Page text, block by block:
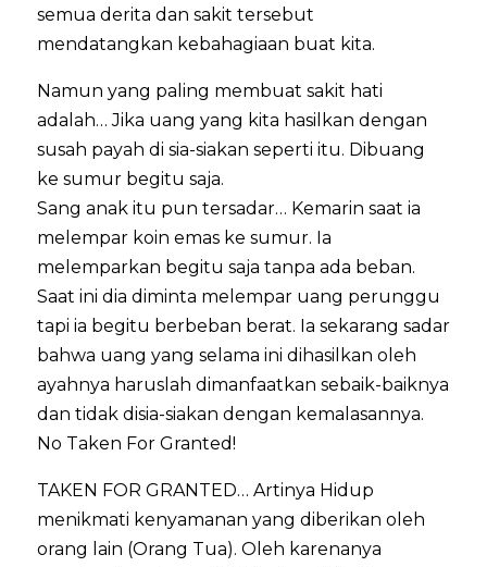
semua derita dan sakit tersebut
mendatangkan kebahagiaan buat kita.
Namun yang paling membuat sakit hati
adalah… Jika uang yang kita hasilkan dengan
susah payah di sia-siakan seperti itu. Dibuang
ke sumur begitu saja.
Sang anak itu pun tersadar… Kemarin saat ia
melempar koin emas ke sumur. Ia
melemparkan begitu saja tanpa ada beban.
Saat ini dia diminta melempar uang perunggu
tapi ia begitu berbeban berat. Ia sekarang sadar
bahwa uang yang selama ini dihasilkan oleh
ayahnya haruslah dimanfaatkan sebaik-baiknya
dan tidak disia-siakan dengan kemalasannya.
No Taken For Granted!
TAKEN FOR GRANTED… Artinya Hidup
menikmati kenyamanan yang diberikan oleh
orang lain (Orang Tua). Oleh karenanya